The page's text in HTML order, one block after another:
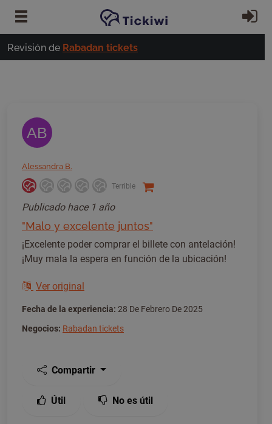
Revisión de Rabadan tickets
AB
Alessandra B.
Terrible
Publicado hace 1 año
"Malo y excelente juntos"
¡Excelente poder comprar el billete con antelación!
¡Muy mala la espera en función de la ubicación!
Ver original
Fecha de la experiencia: 28 De Febrero De 2025
Negocios: Rabadan tickets
Compartir
Útil No es útil